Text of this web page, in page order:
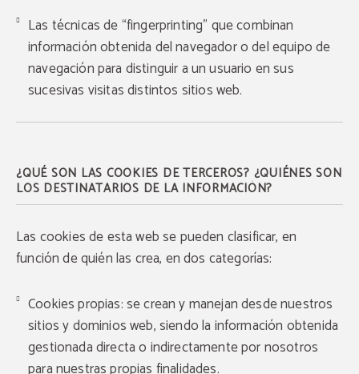
Las técnicas de “fingerprinting” que combinan
información obtenida del navegador o del equipo de
navegación para distinguir a un usuario en sus
sucesivas visitas distintos sitios web.
¿QUÉ SON LAS COOKIES DE TERCEROS? ¿QUIÉNES SON
LOS DESTINATARIOS DE LA INFORMACIÓN?
Las cookies de esta web se pueden clasificar, en
función de quién las crea, en dos categorías:
Cookies propias: se crean y manejan desde nuestros
sitios y dominios web, siendo la información obtenida
gestionada directa o indirectamente por nosotros
para nuestras propias finalidades.